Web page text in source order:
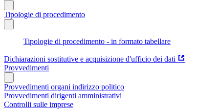
Tipologie di procedimento
Tipologie di procedimento - in formato tabellare
Dichiarazioni sostitutive e acquisizione d'ufficio dei dati
Provvedimenti
Provvedimenti organi indirizzo politico
Provvedimenti dirigenti amministrativi
Controlli sulle imprese